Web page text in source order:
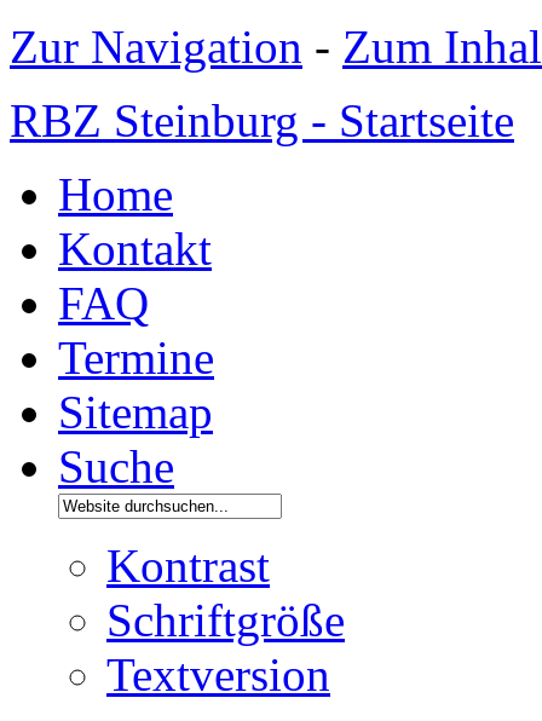
Zur Navigation - Zum
RBZ Steinburg - Startseite
Home
Kontakt
FAQ
Termine
Sitemap
Suche
Kontrast
Schriftgröße
Textversion